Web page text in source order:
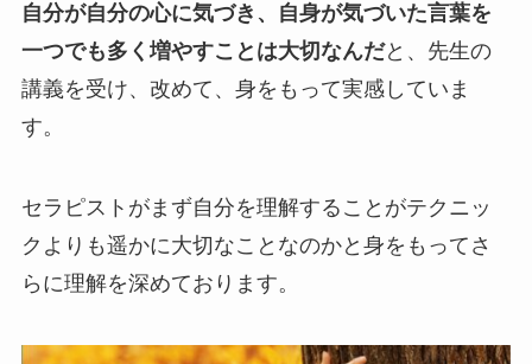
自分が自分の心に気づき、自身が気づいた言葉を
一つでも多く増やすことは大切なんだと、先生の
講義を受け、改めて、身をもって実感していま
す。
セラピストがまず自分を理解することがテクニッ
クよりも遥かに大切なことなのかと身をもってさ
らに理解を深めております。